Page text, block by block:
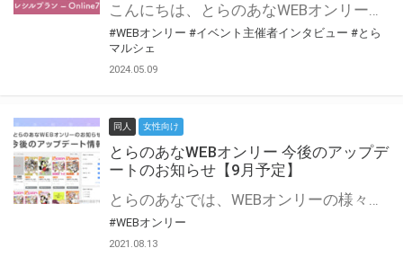
こんにちは、とらのあなWEBオンリー運営スタッフです。 新たにお届けする、イベント主催者インタビュー-マルシェ編-は、 とらのあなWEBオンリー「マルシェ」をご利用した主催様に 「マルシェ」を使って開催した感想や心がけをお聞きする企画です。 今回は、WEBオンリー開催7回目迎えた「マレシルプラン – Online7 –」より、 主催の玉川うた様にお話を伺いました。 ▼マレシルプランのインタビュー前回記事 「イベント主催者インタビュー vol.6」はこちら 協力：玉川うた様（マレシルプラン実行委員会 代表）／イベント公式Twitter（@mallesil_plan） とらのあなWEBオンリー「マルシェ」とは？ WEBオンリーでリアルタイムでコミュニケーションがとれるオンライン会場です。
#WEBオンリー #イベント主催者インタビュー #とら
マルシェ
2024.05.09
同人 女性向け
とらのあなWEBオンリー 今後のアップデ
ートのお知らせ【9月予定】
とらのあなでは、WEBオンリーの様々な支援を実施しています。 今回は2021年9月に実装を予定しているアップデート情報についてご紹介いたします。 とらのあなWEBオンリーサイトはこちら
#WEBオンリー
2021.08.13